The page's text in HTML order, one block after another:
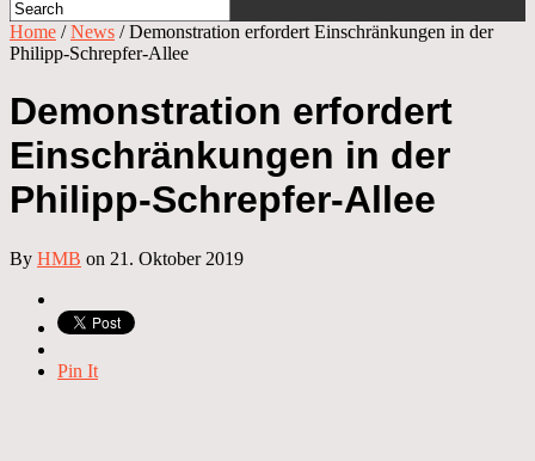
Home /News /Demonstration erfordert Einschränkungen in der
Philipp-Schrepfer-Allee
Demonstration erfordert
Einschränkungen in der
Philipp-Schrepfer-Allee
By HMB on 21. Oktober 2019
Pin It